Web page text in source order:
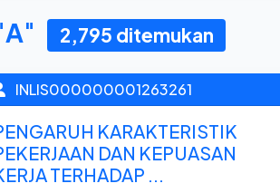
A" 2,795 ditemukan
INLIS000000001263261
KARAKTERISTIK
DAN KEPUASAN
TERHADAP ...